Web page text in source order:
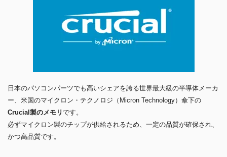
日本のパソコンパーツでも高いシェアを誇る世界最大級の半導体メーカ
ー、米国のマイクロン・テクノロジ（Micron Technology）傘下の
Crucial製のメモリです。
必ずマイクロン製のチップが供給されるため、一定の品質が確保され、
かつ高品質です。